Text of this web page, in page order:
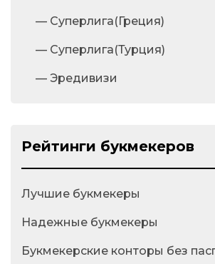
— Суперлига(Греция)
— Суперлига(Турция)
— Эредивизи
Рейтинги букмекеров
Лучшие букмекеры
Надежные букмекеры
Букмекерские конторы без